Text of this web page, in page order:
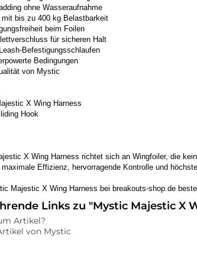
ohne Wasseraufnahme
bis zu 400 kg Belastbarkeit
beim Foilen
für sicheren Halt
Befestigungsschlaufen
Bedingungen
von Mystic
X Wing Harness
Hook
X Wing Harness richtet sich an Wingfoiler, die
Effizienz, hervorragende Kontrolle und
Majestic X Wing Harness bei breakouts-shop.de
Links zu "Mystic Majestic X
Artikel?
von Mystic